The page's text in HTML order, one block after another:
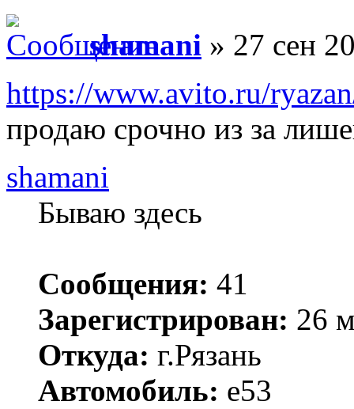
shamani » 27 сен
https://www.avito.ru/
продаю срочно из за
shamani
Бываю здесь
Сообщения: 41
Зарегистрирован: 26
Откуда: г.Рязань
Автомобиль: e53